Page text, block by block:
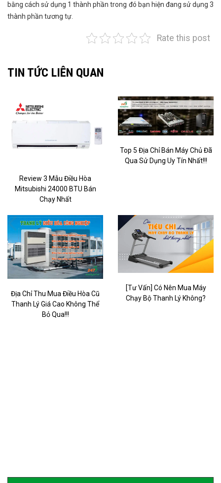
bằng cách sử dụng 1 thành phần trong đó bạn hiện đang sử dụng 3
thành phần tương tự.
Rate this post
TIN TỨC LIÊN QUAN
Review 3 Mẫu Điều Hòa
Mitsubishi 24000 BTU Bán
Chạy Nhất
Top 5 Địa Chỉ Bán Máy Chủ Đã
Qua Sử Dụng Uy Tín Nhất!!!
Địa Chỉ Thu Mua Điều Hòa Cũ
Thanh Lý Giá Cao Không Thể
Bỏ Qua!!!
[Tư Vấn] Có Nên Mua Máy
Chạy Bộ Thanh Lý Không?